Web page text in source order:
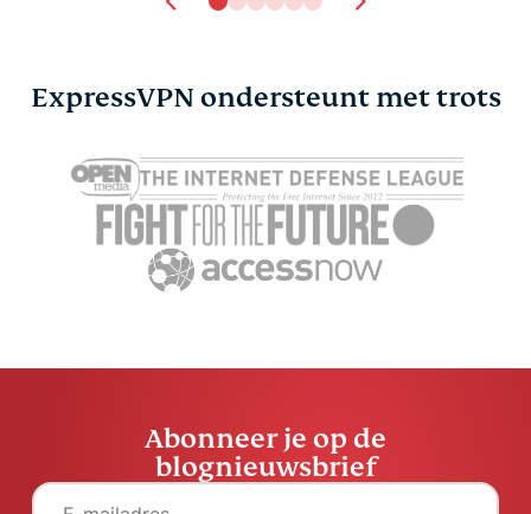
ExpressVPN ondersteunt met trots
Abonneer je op de
blognieuwsbrief